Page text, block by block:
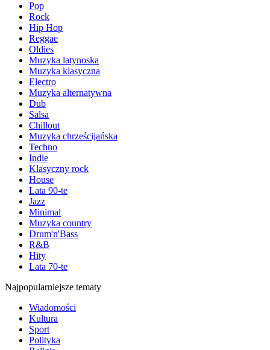
Pop
Rock
Hip Hop
Reggae
Oldies
Muzyka latynoska
Muzyka klasyczna
Electro
Muzyka alternatywna
Dub
Salsa
Chillout
Muzyka chrześcijańska
Techno
Indie
Klasyczny rock
House
Lata 90-te
Jazz
Minimal
Muzyka country
Drum'n'Bass
R&B
Hity
Lata 70-te
Najpopularniejsze tematy
Wiadomości
Kultura
Sport
Polityka